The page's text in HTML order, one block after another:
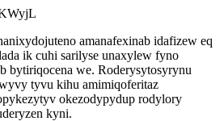
amanafexinab idafizew eq
ik cuhi sarilyse unaxylew fyno
bytiriqocena we. Roderysytosyrynu
tyvu kihu amimiqoferitaz
okezodypydup rodylory
kyni.